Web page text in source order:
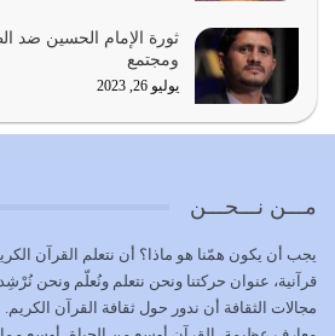
يشاء ويذل من يشاء
يوليو 21, 2026
{إِنَّ الدِّينَ عِنْدَ اللَّهِ الْإسْلامُ} الدين
تتحقق الحقوق للجميع
يوليو 18, 2026
ثورة الإمام الحسين ضد
ومجتمع
يوليو 26, 2023
مـــن نـــحـــن
يجب أن يكون همّنا هو ماذا؟ أن نتعلم القرآن
قرآنية، عنوان حركتنا ونحن نتعلم ونُعلّم ونحن
مجالات الثقافة أن ندور حول ثقافة القرآن